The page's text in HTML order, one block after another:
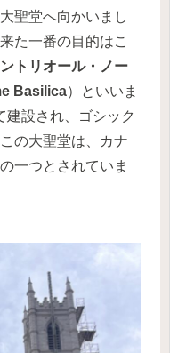
聖堂へ向かいまし
た一番の目的はこ
トリオール・ノー
Basilica）といいま
設され、ゴシック
の大聖堂は、カナ
一つとされていま